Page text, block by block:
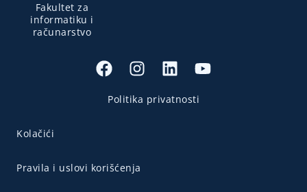
Fakultet za
informatiku i
računarstvo
Politika privatnosti
Kolačići
Pravila i uslovi korišćenja